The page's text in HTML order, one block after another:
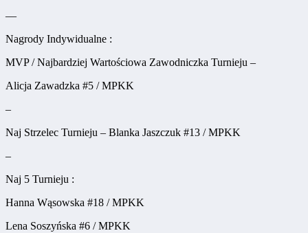
—
Nagrody Indywidualne :
MVP / Najbardziej Wartościowa Zawodniczka Turnieju –
Alicja Zawadzka #5 / MPKK
–
Naj Strzelec Turnieju – Blanka Jaszczuk #13 / MPKK
–
Naj 5 Turnieju :
Hanna Wąsowska #18 / MPKK
Lena Soszyńska #6 / MPKK